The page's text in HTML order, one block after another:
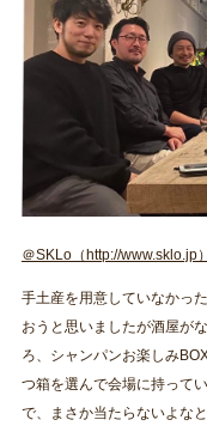
＠SKLo（http://www.sklo.jp）
手土産を用意していなかっ
おうと思いましたが酒屋が
ろ、シャンパンお楽しみ
つ箱を選んで会場に持って
で、まさか当たらないよな